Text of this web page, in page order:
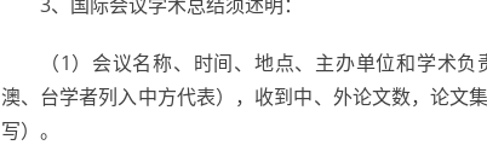
（1）会议名称、时间、地点、主办单位和学术负
澳、台学者列入中方代表），收到中、外论文数，论文
写）。